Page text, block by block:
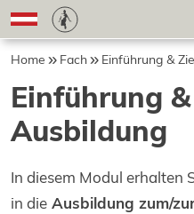
Home Fach Einführung &
Einführung
Ausbildung
In diesem Modul erhalten
in die Ausbildung zum/